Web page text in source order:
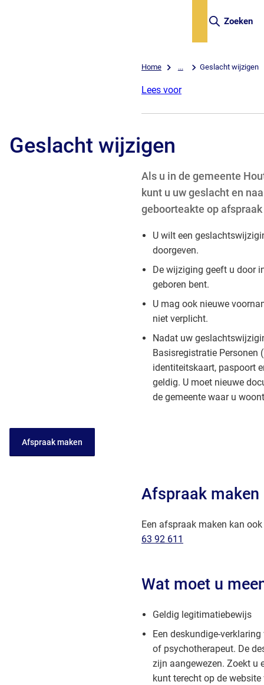
Zoeken
Home ... Geslacht wijzigen
Lees voor
Geslacht wijzigen
Als u in de gemeente
kunt u uw geslacht en
geboorteakte op
U wilt een
doorgeven.
De wijziging geeft u door
geboren bent.
U mag ook nieuwe
niet verplicht.
Nadat uw
Basisregistratie Personen
identiteitskaart, paspoort
geldig. U moet nieuwe
de gemeente waar u
Afspraak maken
Afspraak maken
Een afspraak maken kan
63 92 611
telefoonnummer)
Wat moet u
Geldig legitimatiebewijs
Een deskundige-
of psychotherapeut. De
zijn aangewezen. Zoekt u
kunt terecht op de